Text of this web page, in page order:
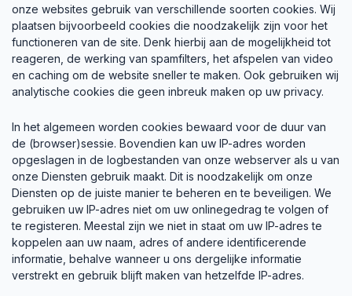
onze websites gebruik van verschillende soorten cookies. Wij
plaatsen bijvoorbeeld cookies die noodzakelijk zijn voor het
functioneren van de site. Denk hierbij aan de mogelijkheid tot
reageren, de werking van spamfilters, het afspelen van video
en caching om de website sneller te maken. Ook gebruiken wij
analytische cookies die geen inbreuk maken op uw privacy.
In het algemeen worden cookies bewaard voor de duur van
de (browser)sessie. Bovendien kan uw IP-adres worden
opgeslagen in de logbestanden van onze webserver als u van
onze Diensten gebruik maakt. Dit is noodzakelijk om onze
Diensten op de juiste manier te beheren en te beveiligen. We
gebruiken uw IP-adres niet om uw onlinegedrag te volgen of
te registeren. Meestal zijn we niet in staat om uw IP-adres te
koppelen aan uw naam, adres of andere identificerende
informatie, behalve wanneer u ons dergelijke informatie
verstrekt en gebruik blijft maken van hetzelfde IP-adres.